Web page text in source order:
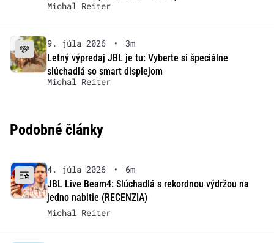
Michal Reiter
9. júla 2026 •
3m
Letný výpredaj JBL je tu: Vyberte si špeciálne
slúchadlá so smart displejom
Michal Reiter
Podobné články
4. júla 2026 •
6m
JBL Live Beam4: Slúchadlá s rekordnou výdržou na
jedno nabitie (RECENZIA)
Michal Reiter